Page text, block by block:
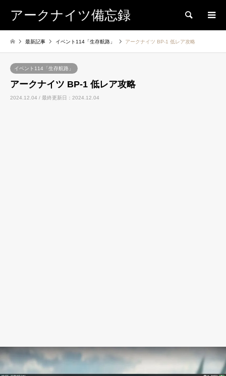
アークナイツ備忘録 検索
最新記事 イベント114「生存航路」 アークナイツ BP-1 低レア攻略
イベント114「生存航路」
アークナイツ BP-1 低レア攻略
2024.12.04 / 最終更新日：2024.12.04